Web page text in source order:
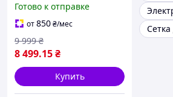
Trex Sport до 100 кг
Готово к отправке
от850₴/мес
8 499.15₴
9 999 ₴
Купить
Сетка